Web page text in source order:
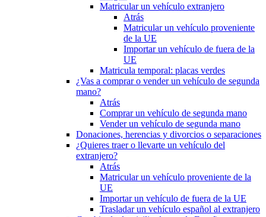
Matricular un vehículo extranjero
Atrás
Matricular un vehículo proveniente
de la UE
Importar un vehículo de fuera de la
UE
Matricula temporal: placas verdes
¿Vas a comprar o vender un vehículo de segunda
mano?
Atrás
Comprar un vehículo de segunda mano
Vender un vehículo de segunda mano
Donaciones, herencias y divorcios o separaciones
¿Quieres traer o llevarte un vehículo del
extranjero?
Atrás
Matricular un vehículo proveniente de la
UE
Importar un vehículo de fuera de la UE
Trasladar un vehículo español al extranjero